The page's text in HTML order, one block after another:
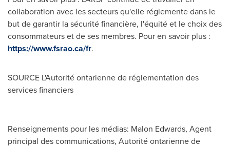
collaboration avec les secteurs qu'elle réglemente dans le
but de garantir la sécurité financière, l'équité et le choix des
consommateurs et de ses membres. Pour en savoir plus :
https://www.fsrao.ca/fr.
SOURCE L'Autorité ontarienne de réglementation des
services financiers
Renseignements pour les médias: Malon Edwards, Agent
principal des communications, Autorité ontarienne de